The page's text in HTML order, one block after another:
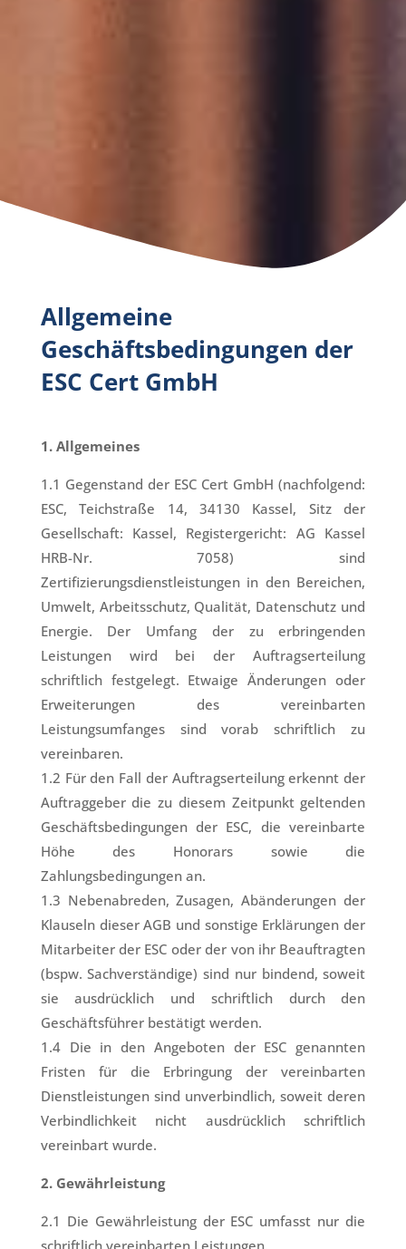
Allgemeine
Geschäftsbedingungen der
ESC Cert GmbH
1. Allgemeines
1.1 Gegenstand der ESC Cert GmbH (nachfolgend:
ESC, Teichstraße 14, 34130 Kassel, Sitz der
Gesellschaft: Kassel, Registergericht: AG Kassel
HRB-Nr. 7058) sind
Zertifizierungsdienstleistungen in den Bereichen,
Umwelt, Arbeitsschutz, Qualität, Datenschutz und
Energie. Der Umfang der zu erbringenden
Leistungen wird bei der Auftragserteilung
schriftlich festgelegt. Etwaige Änderungen oder
Erweiterungen des vereinbarten
Leistungsumfanges sind vorab schriftlich zu
vereinbaren.
1.2 Für den Fall der Auftragserteilung erkennt der
Auftraggeber die zu diesem Zeitpunkt geltenden
Geschäftsbedingungen der ESC, die vereinbarte
Höhe des Honorars sowie die
Zahlungsbedingungen an.
1.3 Nebenabreden, Zusagen, Abänderungen der
Klauseln dieser AGB und sonstige Erklärungen der
Mitarbeiter der ESC oder der von ihr Beauftragten
(bspw. Sachverständige) sind nur bindend, soweit
sie ausdrücklich und schriftlich durch den
Geschäftsführer bestätigt werden.
1.4 Die in den Angeboten der ESC genannten
Fristen für die Erbringung der vereinbarten
Dienstleistungen sind unverbindlich, soweit deren
Verbindlichkeit nicht ausdrücklich schriftlich
vereinbart wurde.
2. Gewährleistung
2.1 Die Gewährleistung der ESC umfasst nur die
schriftlich vereinbarten Leistungen.